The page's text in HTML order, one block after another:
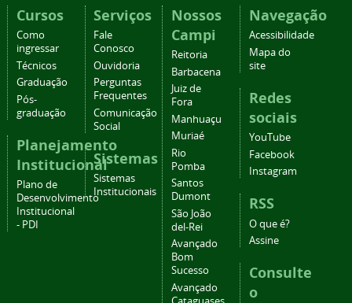
Cursos
Como
ingressar
Técnicos
Graduação
Pós-
graduação
Planejamento
Institucional
Plano de
Desenvolvimento
Institucional
- PDI
Serviços
Fale
Conosco
Ouvidoria
Perguntas
Frequentes
Comunicação
Social
Sistemas
Sistemas
Institucionais
Nossos
Campi
Reitoria
Barbacena
Juiz de
Fora
Manhuaçu
Muriaé
Rio
Pomba
Santos
Dumont
São João
del-Rei
Avançado
Bom
Sucesso
Avançado
Navegação
Acessibilidade
Mapa do
site
Redes
sociais
YouTube
Facebook
Instagram
RSS
O que é?
Assine
Consulte
o